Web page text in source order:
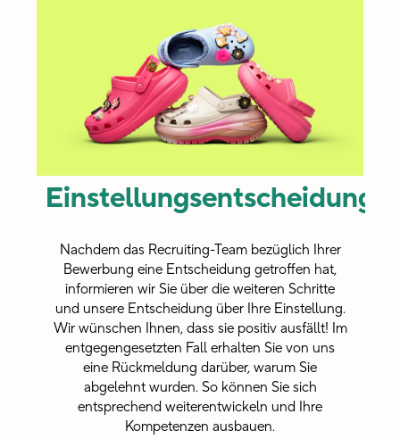
Einstellungsentscheidung
Nachdem das Recruiting-Team bezüglich Ihrer
Bewerbung eine Entscheidung getroffen hat,
informieren wir Sie über die weiteren Schritte
und unsere Entscheidung über Ihre Einstellung.
Wir wünschen Ihnen, dass sie positiv ausfällt! Im
entgegengesetzten Fall erhalten Sie von uns
eine Rückmeldung darüber, warum Sie
abgelehnt wurden. So können Sie sich
entsprechend weiterentwickeln und Ihre
Kompetenzen ausbauen.